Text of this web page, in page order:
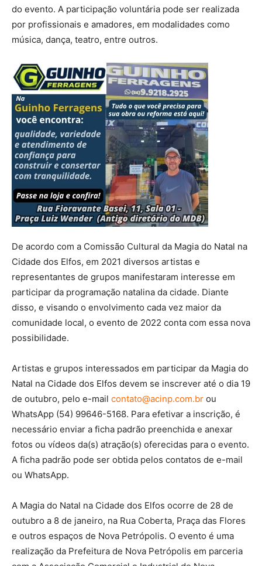
do evento. A participação voluntária pode ser realizada
por profissionais e amadores, em modalidades como
música, dança, teatro, entre outros.
De acordo com a Comissão Cultural da Magia do Natal na
Cidade dos Elfos, em 2021 diversos artistas e
representantes de grupos manifestaram interesse em
participar da programação natalina da cidade. Diante
disso, e visando o envolvimento cada vez maior da
comunidade local, o evento de 2022 conta com essa nova
possibilidade.
Artistas e grupos interessados em participar da Magia do
Natal na Cidade dos Elfos devem se inscrever até o dia 19
de outubro, pelo e-mail contato@acinp.com.br ou
WhatsApp (54) 99646-5168. Para efetivar a inscrição, é
necessário enviar a ficha padrão preenchida e anexar
fotos ou vídeos da(s) atração(s) oferecidas para o evento.
A ficha padrão pode ser obtida pelos contatos de e-mail
ou WhatsApp.
A Magia do Natal na Cidade dos Elfos ocorre de 28 de
outubro a 8 de janeiro, na Rua Coberta, Praça das Flores
e outros espaços de Nova Petrópolis. O evento é uma
realização da Prefeitura de Nova Petrópolis em parceria